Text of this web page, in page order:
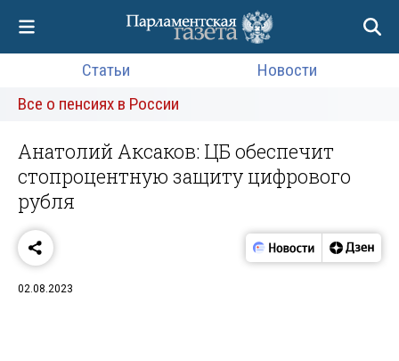
Статьи
Новости
Все о пенсиях в России
Анатолий Аксаков: ЦБ обеспечит
стопроцентную защиту цифрового
рубля
02.08.2023